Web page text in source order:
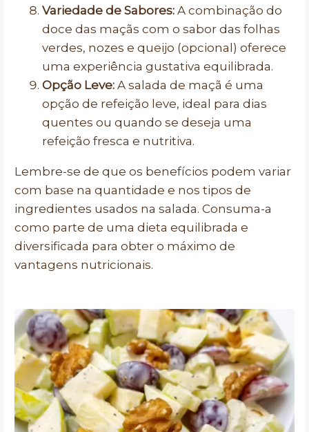
Variedade de Sabores: A combinação do
doce das maçãs com o sabor das folhas
verdes, nozes e queijo (opcional) oferece
uma experiência gustativa equilibrada.
Opção Leve: A salada de maçã é uma
opção de refeição leve, ideal para dias
quentes ou quando se deseja uma
refeição fresca e nutritiva.
Lembre-se de que os benefícios podem variar
com base na quantidade e nos tipos de
ingredientes usados na salada. Consuma-a
como parte de uma dieta equilibrada e
diversificada para obter o máximo de
vantagens nutricionais.